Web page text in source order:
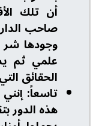
أن تلك
صاحب
وجودها شر
علمي ثم
الحقائق
تاسعاً:
هذه الدور